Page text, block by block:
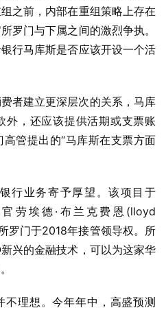
之前，内部在重组策略上存在
罗门与下属之间的激烈争执。
行马库斯是否应该开设一个活
者建立更深层次的关系，马库
外，还应该提供活期或支票账
管提出的“马库斯在支票方面
行业务寄予厚望。该项目于
劳埃德·布兰克费恩(lloyd
罗门于2018年接管领导权。所
兴的金融技术，可以为这家华
不理想。今年年中，高盛预测